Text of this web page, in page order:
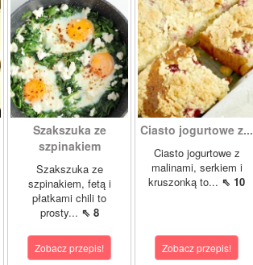
Szakszuka ze
szpinakiem
Szakszuka ze
szpinakiem, fetą i
płatkami chili to
prosty... ⇖ 8
Zobacz przepis!
Ciasto jogurtowe z...
Ciasto jogurtowe z
malinami, serkiem i
kruszonką to... ⇖ 10
Zobacz przepis!